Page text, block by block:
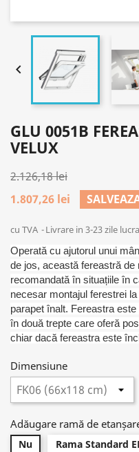

GLU 0051B
VELUX
2.126,18 lei
1.807,26 lei
cu TVA Livrare in 3-23 zile
Operată cu ajutorul unui
de jos, această fereastră
recomandată în situațiile în
necesar montajul ferestrei
parapet înalt. Fereastra
în două trepte care oferă
chiar dacă fereastra este
Dimensiune
Adăugare ramă de
Nu Rama Standard